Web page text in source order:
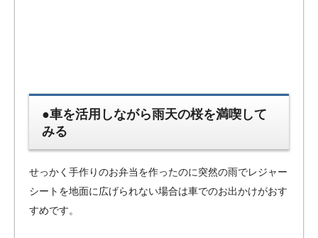
●車を活用しながら雨天の桜を満喫して
みる
せっかく手作りのお弁当を作ったのに突然の雨でレジャー
シートを地面に広げられない場合は車でのお出かけがおす
すめです。